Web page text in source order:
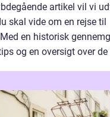
artikel vil vi
skal vide om en rejse til
en historisk
og en oversigt over